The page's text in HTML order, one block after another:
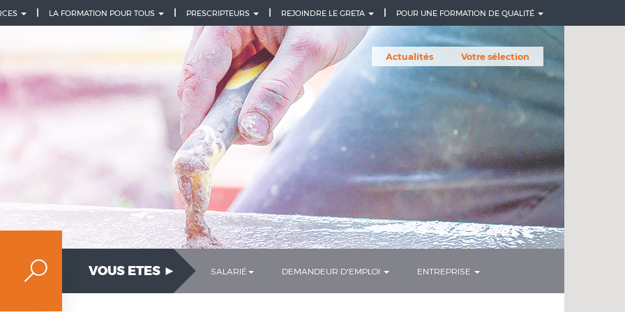
POUR UNE FORMATION DE QUALITÉ
REJOINDRE LE GRETA
PRESCRIPTEURS
LA FORMATION POUR TOUS
Actualités Votre sélection
VOUS ETES ► SALARIÉ DEMANDEUR D'EMPLOI ENTREPRISE